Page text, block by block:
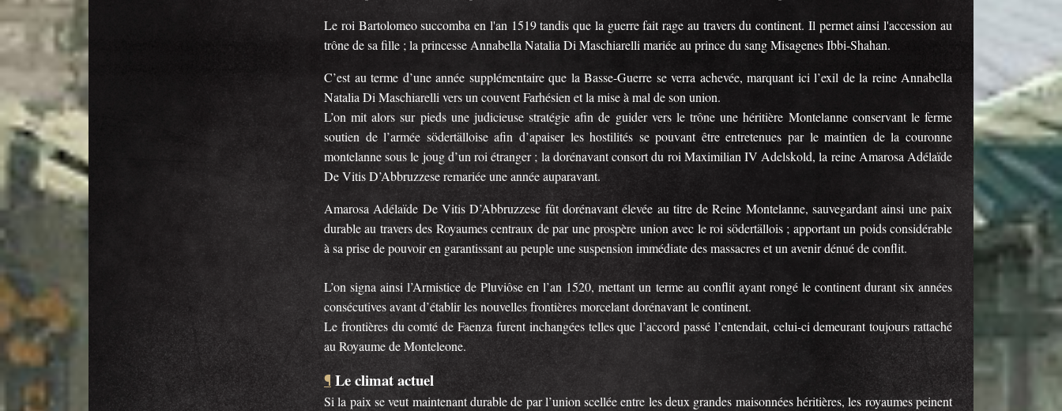
Le roi Bartolomeo succomba en l'an 1519 tandis que la guerre fait rage au travers du continent. Il permet ainsi l'accession au
trône de sa fille ; la princesse Annabella Natalia Di Maschiarelli mariée au prince du sang Misagenes Ibbi-Shahan.
C’est au terme d’une année supplémentaire que la Basse-Guerre se verra achevée, marquant ici l’exil de la reine Annabella
Natalia Di Maschiarelli vers un couvent Farhésien et la mise à mal de son union.
L’on mit alors sur pieds une judicieuse stratégie afin de guider vers le trône une héritière Montelanne conservant le ferme
soutien de l’armée södertälloise afin d’apaiser les hostilités se pouvant être entretenues par le maintien de la couronne
montelanne sous le joug d’un roi étranger ; la dorénavant consort du roi Maximilian IV Adelskold, la reine Amarosa Adélaïde
De Vitis D’Abbruzzese remariée une année auparavant.
Amarosa Adélaïde De Vitis D’Abbruzzese fût dorénavant élevée au titre de Reine Montelanne, sauvegardant ainsi une paix
durable au travers des Royaumes centraux de par une prospère union avec le roi södertällois ; apportant un poids considérable
à sa prise de pouvoir en garantissant au peuple une suspension immédiate des massacres et un avenir dénué de conflit.
L’on signa ainsi l’Armistice de Pluviôse en l’an 1520, mettant un terme au conflit ayant rongé le continent durant six années
consécutives avant d’établir les nouvelles frontières morcelant dorénavant le continent.
Le frontières du comté de Faenza furent inchangées telles que l’accord passé l’entendait, celui-ci demeurant toujours rattaché
au Royaume de Monteleone.
¶ Le climat actuel
Si la paix se veut maintenant durable de par l’union scellée entre les deux grandes maisonnées héritières, les royaumes peinent